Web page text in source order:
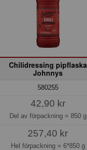
Chilidressing pipflaska
Johnnys
580255
42,90 kr
Del av förpackning = 850 g
257,40 kr
Hel förpackning = 6*850 g